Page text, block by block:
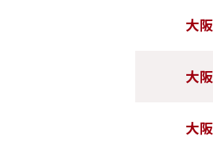
大
大
大